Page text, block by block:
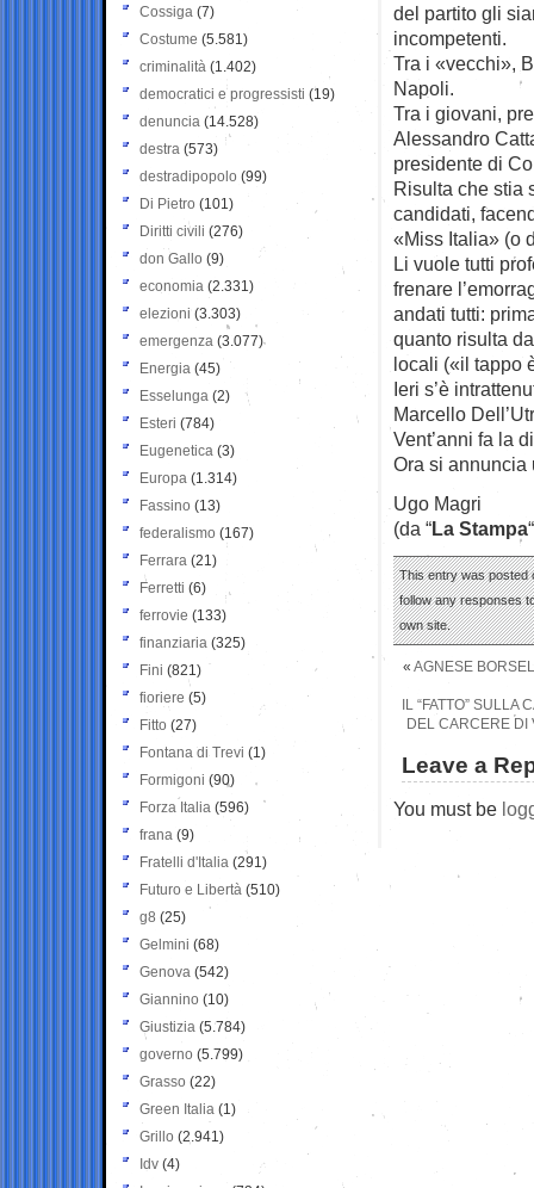
del partito gli
incompetenti.
Tra i «vecchi»,
Napoli.
Tra i giovani,
Alessandro
presidente di
Risulta che stia
candidati,
«Miss Italia» (o
Li vuole tutti
frenare
andati tutti:
quanto risulta
locali («il tappo
Ieri s’è
Marcello
Vent’anni fa la
Ora si annuncia
Ugo Magri
(da “La Stampa
This entry was posted
follow any responses
own site.
« AGNESE
IL “FATTO”
DEL CARCERE DI
Leave a
You must be
Cossiga (7)
Costume (5.581)
criminalità (1.402)
democratici e progressisti (19)
denuncia (14.528)
destra (573)
destradipopolo (99)
Di Pietro (101)
Diritti civili (276)
don Gallo (9)
economia (2.331)
elezioni (3.303)
emergenza (3.077)
Energia (45)
Esselunga (2)
Esteri (784)
Eugenetica (3)
Europa (1.314)
Fassino (13)
federalismo (167)
Ferrara (21)
Ferretti (6)
ferrovie (133)
finanziaria (325)
Fini (821)
fioriere (5)
Fitto (27)
Fontana di Trevi (1)
Formigoni (90)
Forza Italia (596)
frana (9)
Fratelli d'Italia (291)
Futuro e Libertà (510)
g8 (25)
Gelmini (68)
Genova (542)
Giannino (10)
Giustizia (5.784)
governo (5.799)
Grasso (22)
Green Italia (1)
Grillo (2.941)
Idv (4)